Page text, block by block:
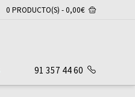
0 PRODUCTO(S) - 0,00€
91 357 44 60